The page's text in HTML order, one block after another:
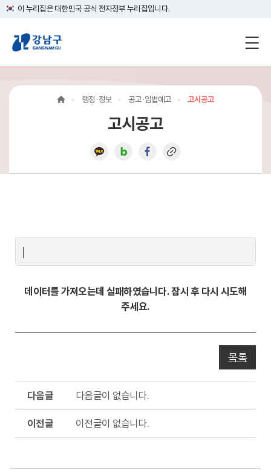
이 누리집은 대한민국 공식 전자정부 누리집입니다.
강
남
구
인
이
동
행정·정보 공고·입법예고 고시공고
고시공고
데이터를 가져오는데 실패하였습니다. 잠시 후 다시 시도해
주세요.
목록
글
다음글이 없습니다.
글
이전글이 없습니다.